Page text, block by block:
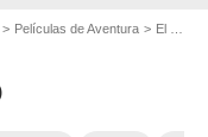
Películas de Aventura El engaño